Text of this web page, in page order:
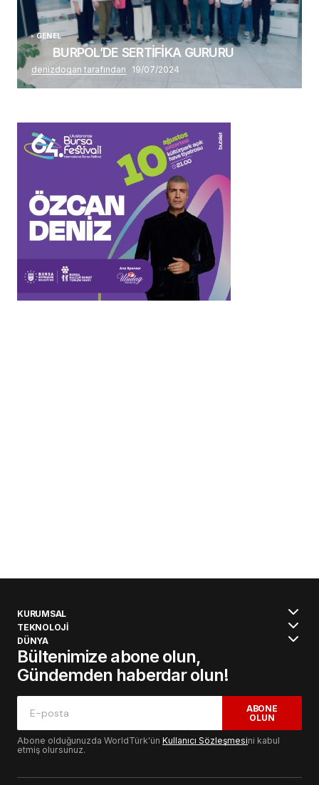
GENEL
BURPOL’DE SERTİFİKA GURURU
denizdogan tarafından 19/07/2024
KURUMSAL
TEKNOLOJİ
DÜNYA
Bültenimize abone olun,
Gündemden haberdar olun!
ABONE
OLUN
Abone olduğunuzda WorldTürk'ün Kullanıcı Sözleşmesini kabul
etmiş olursunuz.